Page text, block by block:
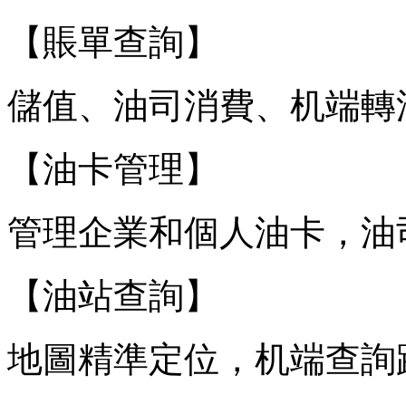
【賬單查詢】
儲值、油司消費、机端
【油卡管理】
管理企業和個人油卡，
【油站查詢】
地圖精準定位，机端查詢